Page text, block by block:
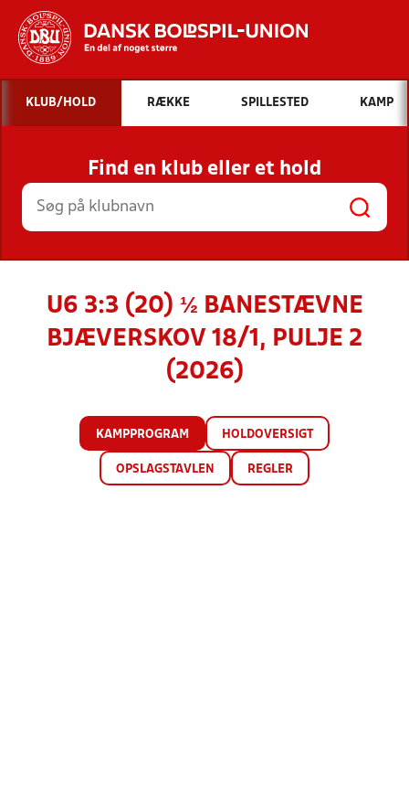
Hvad vil du søge efter?
INDHOLD OG NYHEDER
STILLINGER, RESULTATER, KLUBBER OG
HOLD
KLUB/HOLD RÆKKE SPILLESTED KAMP
Find en klub eller et hold
U6 3:3 (20) ½ BANESTÆVNE
BJÆVERSKOV 18/1, PULJE 2
(2026)
KAMPPROGRAM HOLDOVERSIGT
OPSLAGSTAVLEN REGLER